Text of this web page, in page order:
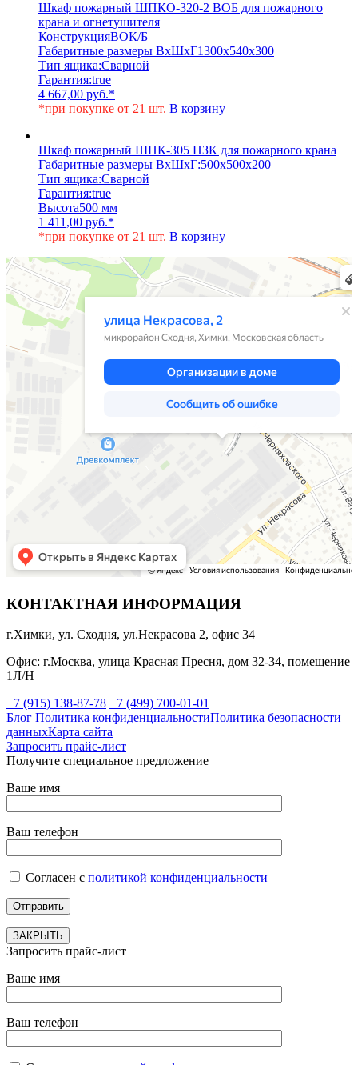
Шкаф пожарный ШПКО-320-2 ВОБ для пожарного
крана и огнетушителя
КонструкцияВОК/Б
Габаритные размеры ВхШхГ1300х540х300
Тип ящика:Сварной
Гарантия:true
4 667,00 руб.*
*при покупке от 21 шт. В корзину
Шкаф пожарный ШПК-305 НЗК для пожарного крана
Габаритные размеры ВхШхГ:500х500х200
Тип ящика:Сварной
Гарантия:true
Высота500 мм
1 411,00 руб.*
*при покупке от 21 шт. В корзину
Химки
Яндекс Карты — транспорт, навигация, поиск мест
КОНТАКТНАЯ ИНФОРМАЦИЯ
г.Химки, ул. Сходня, ул.Некрасова 2, офис 34
Офис: г.Москва, улица Красная Пресня, дом 32-34, помещение
1Л/Н
+7 (915) 138-87-78 +7 (499) 700-01-01
Блог Политика конфиденциальностиПолитика безопасности
данныхКарта сайта
Запросить прайс-лист
Получите специальное предложение
Ваше имя
Ваш телефон
Согласен с политикой конфиденциальности
ЗАКРЫТЬ
Запросить прайс-лист
Ваше имя
Ваш телефон